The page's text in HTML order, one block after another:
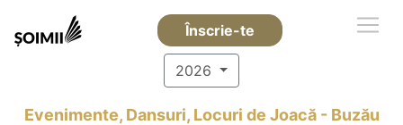
Înscrie-te
2026
Evenimente, Dansuri, Locuri de Joacă - Buzău